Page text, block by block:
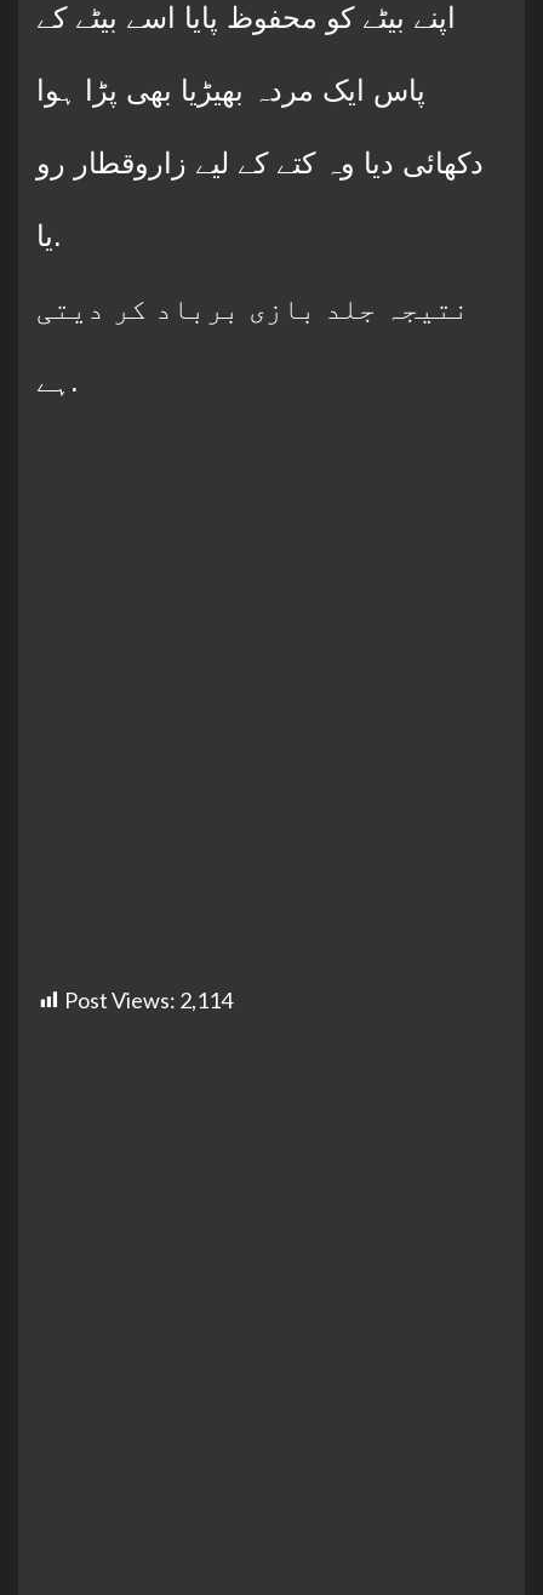
اپنے بیٹے کو محفوظ پایا اسے بیٹے کے
پاس ایک مردہ بھیڑیا بھی پڑا ہوا
دکھائی دیا وہ کتے کے لیے زاروقطار رو
یا.
نتیجہ جلد بازی برباد کر دیتی
ہے.
Post Views: 2,114